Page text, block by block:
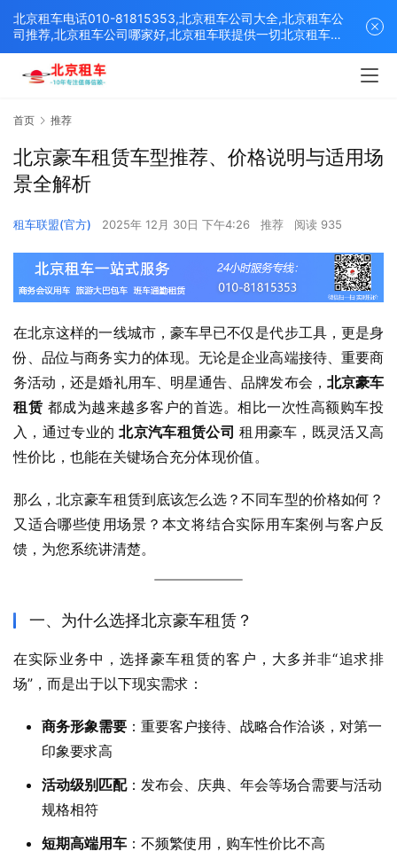
首页 推荐
北京豪车租赁车型推荐、价格说明与适用场
景全解析
租车联盟(官方) 2025年 12月 30日 下午4:26 推荐 阅读 935
在北京这样的一线城市，豪车早已不仅是代步工具，更是身
份、品位与商务实力的体现。无论是企业高端接待、重要商
务活动，还是婚礼用车、明星通告、品牌发布会， 北京豪车
租赁 都成为越来越多客户的首选。相比一次性高额购车投
入，通过专业的 北京汽车租赁公司 租用豪车，既灵活又高
性价比，也能在关键场合充分体现价值。
那么，北京豪车租赁到底该怎么选？不同车型的价格如何？
又适合哪些使用场景？本文将结合实际用车案例与客户反
馈，为您系统讲清楚。
一、为什么选择北京豪车租赁？
在实际业务中，选择豪车租赁的客户，大多并非“追求排
场”，而是出于以下现实需求：
商务形象需要 ：重要客户接待、战略合作洽谈，对第一
印象要求高
活动级别匹配：发布会、庆典、年会等场合需要与活动
规格相符
短期高端用车 ：不频繁使用，购车性价比不高
北京租车电话010-81815353,北京租车公司大全,北京租车公
司推荐,北京租车公司哪家好,北京租车联提供一切北京租车解
决方案,打造北京优质的租车平台！